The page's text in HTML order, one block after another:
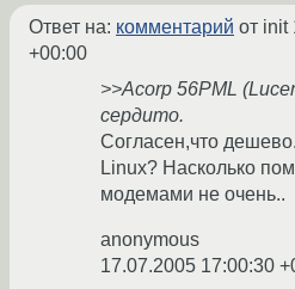
Ответ на: комментарий от init
+00:00
>>Acorp 56PML
сердито.
Согласен,что
Linux? Насколько
модемами не очень..
anonymous
17.07.2005 17:00:30